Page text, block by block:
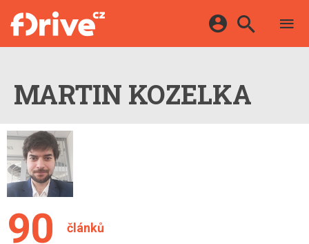
MAPA STANIC
DALŠÍ
E-MOTORSPORT
SERIÁLY
Facebook Google
Twitter
MARTIN KOZELKA
90 článků